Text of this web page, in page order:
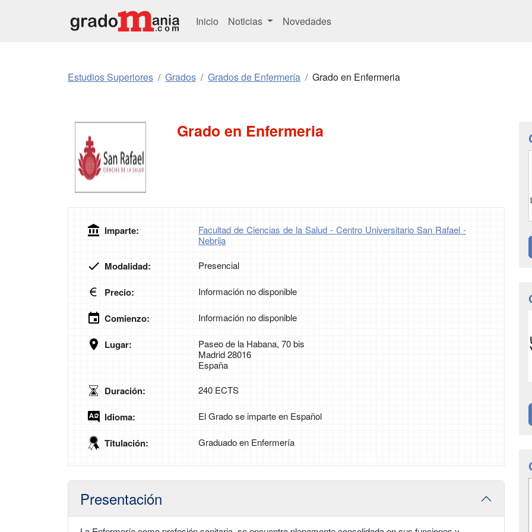
Inicio Noticias Novedades
Estudios Superiores Grados Grados de Enfermería Grado en Enfermeria
Grado en Enfermeria
Imparte:
Facultad de Ciencias de la Salud - Centro Universitario San Rafael -
Nebrija
Modalidad: Presencial
Precio: Información no disponible
Comienzo: Información no disponible
Lugar:
Paseo de la Habana, 70 bis
Madrid 28016
España
Duración: 240 ECTS
Idioma: El Grado se imparte en Español
Titulación: Graduado en Enfermería
Presentación